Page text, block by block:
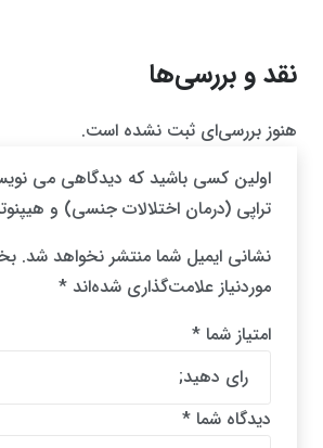
نقد و بررسی‌ها
هنوز بررسی‌ای ثبت نشده است.
اولین کسی باشید که دیدگاهی می
تراپی (درمان اختلالات جنسی) و
نشانی ایمیل شما منتشر نخواهد شد.
موردنیاز علامت‌گذاری شده‌اند *
امتیاز شما *
دیدگاه شما *